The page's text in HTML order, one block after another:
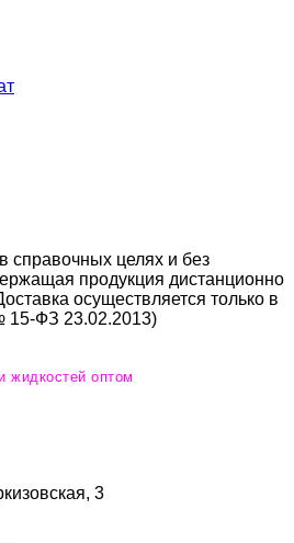
справочных целях и без
продукция дистанционно
осуществляется только в
ФЗ 23.02.2013)
жидкостей оптом
3